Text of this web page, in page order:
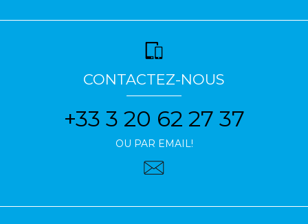
CONTACTEZ-NOUS
+33 3 20 62 27 37
OU PAR EMAIL!